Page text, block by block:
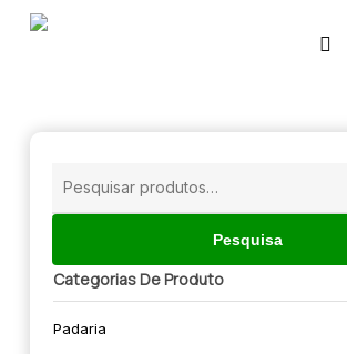
Skip
🔍
Pesquisa
Categorias De Produto
Padaria